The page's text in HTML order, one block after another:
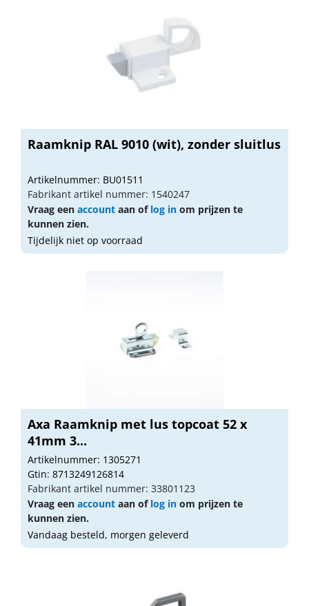
Raamknip RAL 9010 (wit), zonder sluitlus
Artikelnummer: BU01511
Fabrikant artikel nummer: 1540247
Vraag een account aan of log in om prijzen te
kunnen zien.
Tijdelijk niet op voorraad
Axa Raamknip met lus topcoat 52 x
41mm 3...
Artikelnummer: 1305271
Gtin: 8713249126814
Fabrikant artikel nummer: 33801123
Vraag een account aan of log in om prijzen te
kunnen zien.
Vandaag besteld, morgen geleverd